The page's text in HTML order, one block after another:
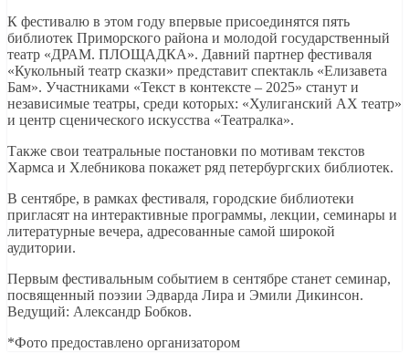
К фестивалю в этом году впервые присоединятся пять
библиотек Приморского района и молодой государственный
театр «ДРАМ. ПЛОЩАДКА». Давний партнер фестиваля
«Кукольный театр сказки» представит спектакль «Елизавета
Бам». Участниками «Текст в контексте – 2025» станут и
независимые театры, среди которых: «Хулиганский АХ театр»
и центр сценического искусства «Театралка».
Также свои театральные постановки по мотивам текстов
Хармса и Хлебникова покажет ряд петербургских библиотек.
В сентябре, в рамках фестиваля, городские библиотеки
пригласят на интерактивные программы, лекции, семинары и
литературные вечера, адресованные самой широкой
аудитории.
Первым фестивальным событием в сентябре станет семинар,
посвященный поэзии Эдварда Лира и Эмили Дикинсон.
Ведущий: Александр Бобков.
*Фото предоставлено организатором